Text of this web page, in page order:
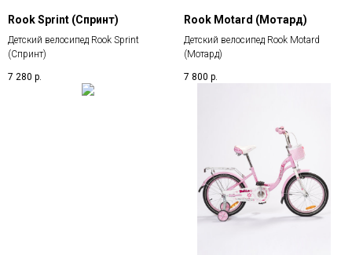
Rook Sprint (Спринт)
Детский велосипед Rook Sprint
(Спринт)
7 280 р.
Rook Motard (Мотард)
Детский велосипед Rook Motard
(Мотард)
7 800 р.